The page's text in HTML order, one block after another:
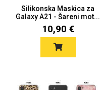
Silikonska Maskica za
Galaxy A21 - Šareni mot...
10,90 €